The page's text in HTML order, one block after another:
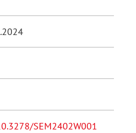
SEM2402W001